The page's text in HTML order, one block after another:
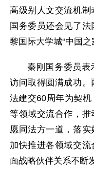
高级别人文交流机制
国务委员还会见了
黎国际大学城“中国之
秦刚国务委员表
访问取得圆满成功
法建交60周年为契
等领域交流合作，
愿同法方一道，落实
加快推进各领域交
面战略伙伴关系不断